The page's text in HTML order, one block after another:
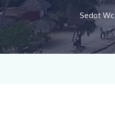
Sedot